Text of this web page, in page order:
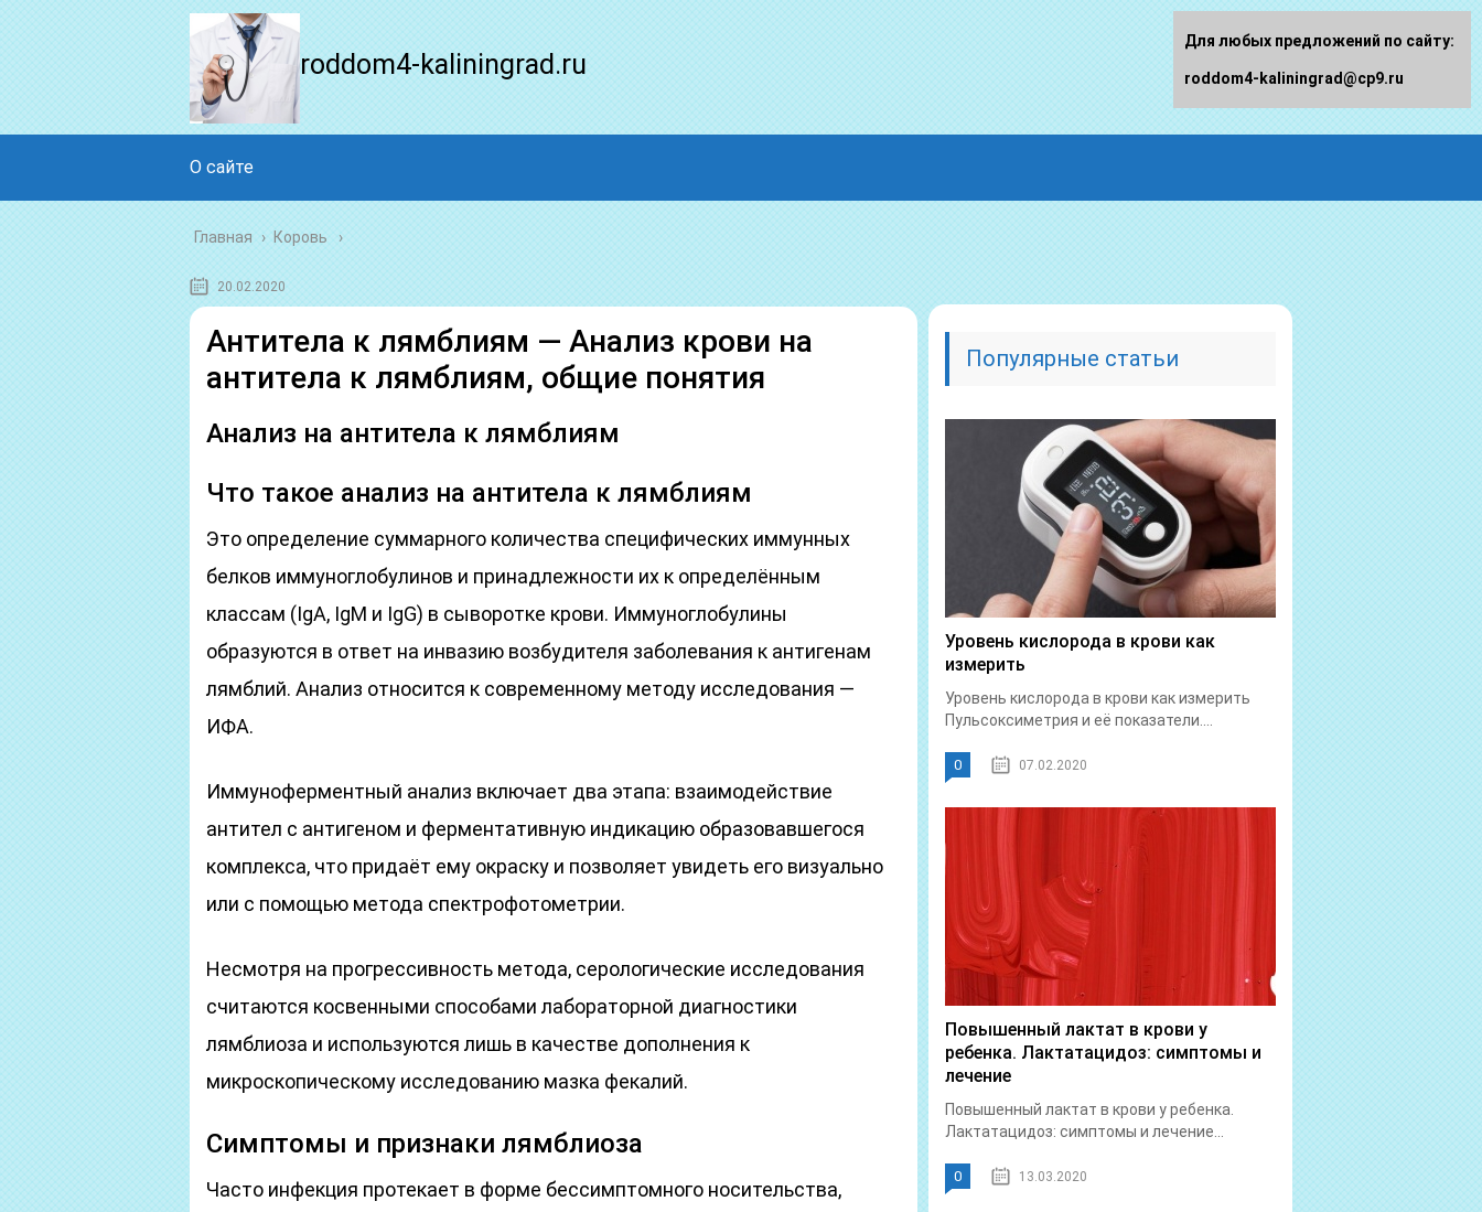
roddom4-kaliningrad.ru
О сайте
Главная › Коровь
20.02.2020
Антитела к лямблиям — Анализ крови на
антитела к лямблиям, общие понятия
Анализ на антитела к лямблиям
Что такое анализ на антитела к лямблиям
Это определение суммарного количества специфических иммунных
белков иммуноглобулинов и принадлежности их к определённым
классам (IgA, IgM и IgG) в сыворотке крови. Иммуноглобулины
образуются в ответ на инвазию возбудителя заболевания к антигенам
лямблий. Анализ относится к современному методу исследования —
ИФА.
Иммуноферментный анализ включает два этапа: взаимодействие
антител с антигеном и ферментативную индикацию образовавшегося
комплекса, что придаёт ему окраску и позволяет увидеть его визуально
или с помощью метода спектрофотометрии.
Несмотря на прогрессивность метода, серологические исследования
считаются косвенными способами лабораторной диагностики
лямблиоза и используются лишь в качестве дополнения к
микроскопическому исследованию мазка фекалий.
Симптомы и признаки лямблиоза
Часто инфекция протекает в форме бессимптомного носительства,
Популярные статьи
Уровень кислорода в крови как
измерить
Уровень кислорода в крови как измерить
Пульсоксиметрия и её показатели....
0 07.02.2020
Повышенный лактат в крови у
ребенка. Лактатацидоз: симптомы и
лечение
Повышенный лактат в крови у ребенка.
Лактатацидоз: симптомы и лечение...
0 13.03.2020
Для любых предложений по сайту:
roddom4-kaliningrad@cp9.ru